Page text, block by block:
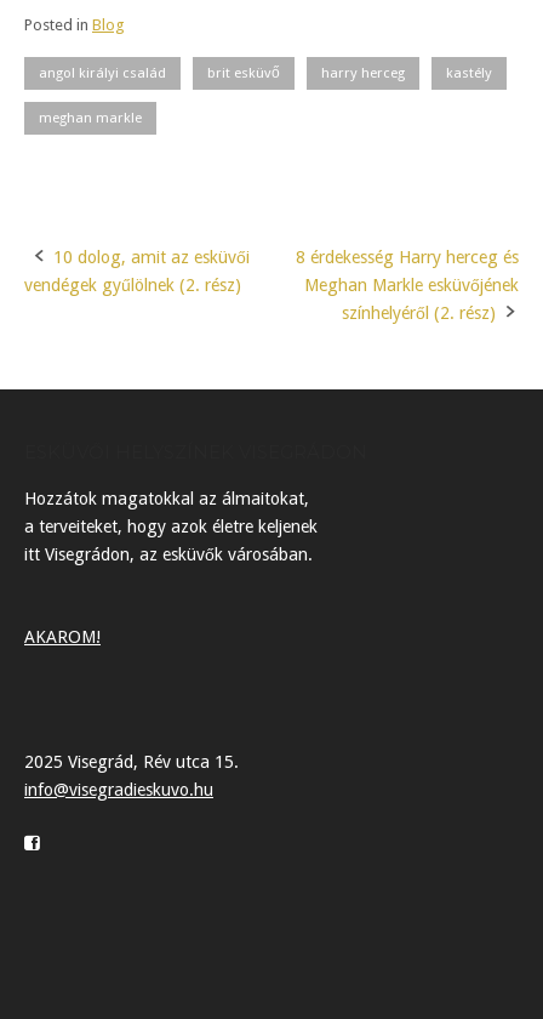
Posted in Blog
angol királyi család brit esküvő harry herceg kastély
meghan markle
Post
10 dolog, amit az esküvői
vendégek gyűlölnek (2. rész)
8 érdekesség Harry herceg és
Meghan Markle esküvőjének
színhelyéről (2. rész)
Hozzátok magatokkal az álmaitokat,
a terveiteket, hogy azok életre keljenek
itt Visegrádon, az esküvők városában.
AKAROM!
2025 Visegrád, Rév utca 15.
info@visegradieskuvo.hu